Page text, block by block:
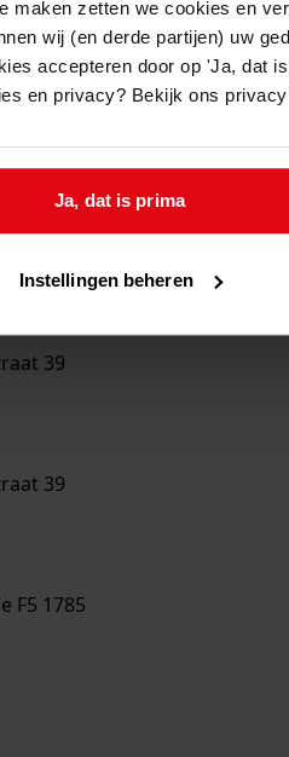
maken zetten we cookies en
wij (en derde partijen) uw
accepteren door op 'Ja, dat
en privacy? Bekijk ons
Ja, dat is prima
Instellingen beheren
39
39
F5 1785